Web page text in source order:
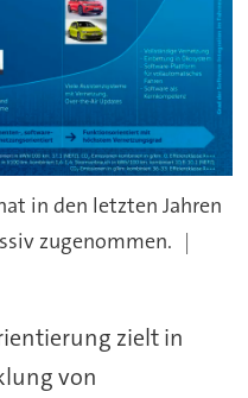
in den letzten Jahren
zugenommen.
zielt in
von